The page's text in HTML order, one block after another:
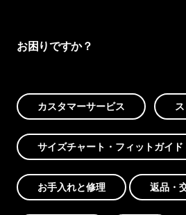
お困りですか？
カスタマーサービス
サイズチャート・フィットガイド
お手入れと修理 返品・